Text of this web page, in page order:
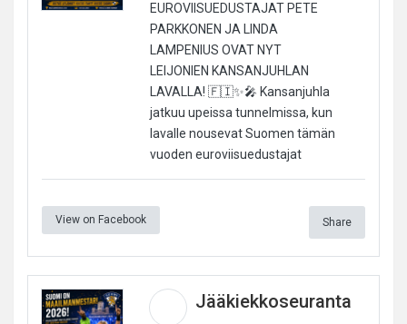
EUROVIISUEDUSTAJAT PETE
PARKKONEN JA LINDA
LAMPENIUS OVAT NYT
LEIJONIEN KANSANJUHLAN
LAVALLA! 🇫🇮✨🎤 Kansanjuhla
jatkuu upeissa tunnelmissa, kun
lavalle nousevat Suomen tämän
vuoden euroviisuedustajat
View on Facebook Share
Jääkiekkoseuranta